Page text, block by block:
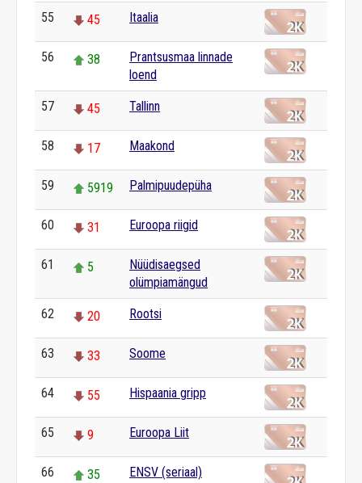
55 45 Itaalia
56 38
Prantsusmaa linnade
loend
57 45 Tallinn
58 17 Maakond
59 5919 Palmipuudepüha
60 31 Euroopa riigid
61 5
Nüüdisaegsed
olümpiamängud
62 20 Rootsi
63 33 Soome
64 55 Hispaania gripp
65 9 Euroopa Liit
66 35 ENSV (seriaal)